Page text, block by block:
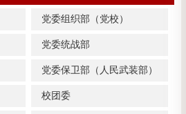
党委组织部（党校）
党委统战部
党委保卫部（人民武装部）
校团委